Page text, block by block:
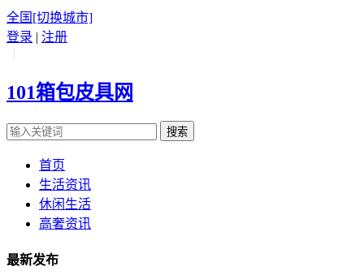
全国 [切换城市]
登录 | 注册
|
101箱包皮具网
搜索
首页
生活资讯
休闲生活
高奢资讯
最新发布